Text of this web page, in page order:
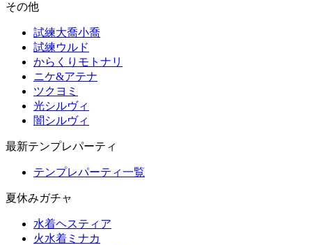
その他
試練大喬小喬
試練ウルド
からくりモトナリ
ニケ&アテナ
ツクヨミ
光シルヴィ
闇シルヴィ
最新テンプレパーティ
テンプレパーティ一覧
夏休みガチャ
水着ヘスティア
火水着ミナカ